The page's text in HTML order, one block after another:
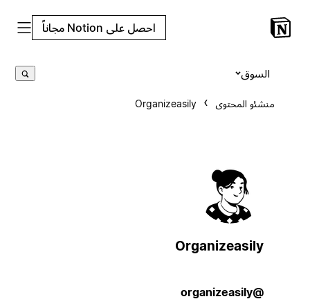
احصل على Notion مجاناً
منشئو المحتوى Organizeasily
Organizeasily